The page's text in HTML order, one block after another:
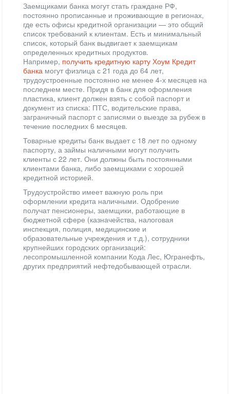
Заемщиками банка могут стать граждане РФ,
постоянно прописанные и проживающие в регионах,
где есть офисы кредитной организации — это общий
список требований к клиентам. Есть и минимальный
список, который банк выдвигает к заемщикам
определенных кредитных продуктов.
Например, получить кредитную карту Хоум Кредит
банка могут физлица с 21 года до 64 лет,
трудоустроенные постоянно не менее 4-х месяцев на
последнем месте. Придя в банк для оформления
пластика, клиент должен взять с собой паспорт и
документ из списка: ПТС, водительские права,
заграничный паспорт с записями о выезде за рубеж в
течение последних 6 месяцев.
Товарные кредиты банк выдает с 18 лет по одному
паспорту, а займы наличными могут получить
клиенты с 22 лет. Они должны быть постоянными
клиентами банка, либо заемщиками с хорошей
кредитной историей.
Трудоустройство имеет важную роль при
оформлении кредита наличными. Одобрение
получат пенсионеры, заемщики, работающие в
бюджетной сфере (казначейства, налоговая
инспекция, полиция, медицинские и
образовательные учреждения и т.д.), сотрудники
крупнейших городских организаций:
лесопромышленной компании Кода Лес, Югранефть,
других предприятий нефтедобывающей отрасли.